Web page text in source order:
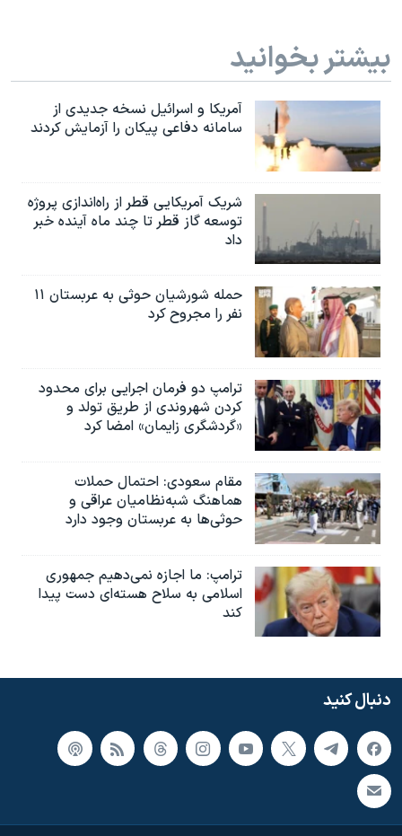
بیشتر بخوانید
آمریکا و اسرائیل نسخه جدیدی از
سامانه دفاعی پیکان را آزمایش کردند
شریک آمریکایی قطر از راه‌اندازی پروژه
توسعه گاز قطر تا چند ماه آینده خبر
داد
حمله شورشیان حوثی به عربستان ۱۱
نفر را مجروح کرد
ترامپ دو فرمان اجرایی برای محدود
کردن شهروندی از طریق تولد و
«گردشگری زایمان» امضا کرد
مقام سعودی: احتمال حملات
هماهنگ شبه‌نظامیان عراقی و
حوثی‌ها به عربستان وجود دارد
ترامپ: ما اجازه نمی‌دهیم جمهوری
اسلامی به سلاح هسته‌ای دست پیدا
کند
دنبال کنید